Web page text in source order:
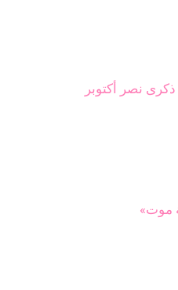
نصر أكتوبر
موت»